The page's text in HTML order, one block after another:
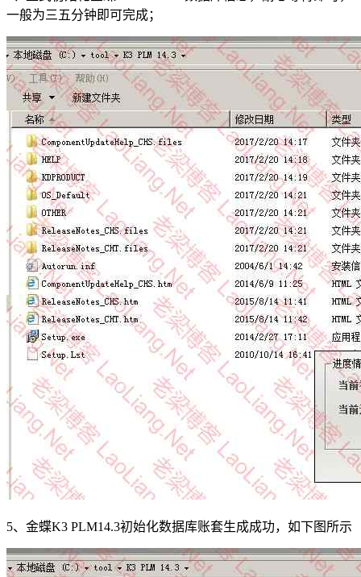
一般为三五分钟即可完成；
5、金蝶K3 PLM14.3初始化数据库账套生成成功，如下图所示